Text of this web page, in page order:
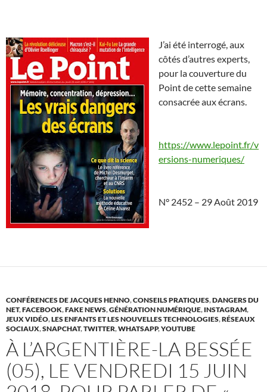
J’ai été interrogé, aux
côtés d’autres experts,
pour la couverture du
Point de cette semaine
consacrée aux écrans.
https://www.lepoint.fr/v
ersions-numeriques/
N° 2452 – 29 Août 2019
CONFÉRENCES DE JACQUES HENNO,CONSEILS PRATIQUES,DANGERS DU
NET,FACEBOOK,FAKE NEWS,GÉNÉRATION NUMÉRIQUE, INSTAGRAM,
JEUX VIDÉO,LES ENFANTS ET LES NOUVELLES TECHNOLOGIES,RÉSEAUX
SOCIAUX,SNAPCHAT,TWITTER,WHATSAPP,YOUTUBE
À L’ARGENTIÈRE-LA BESSÉE
(05), LE VENDREDI 15 JUIN